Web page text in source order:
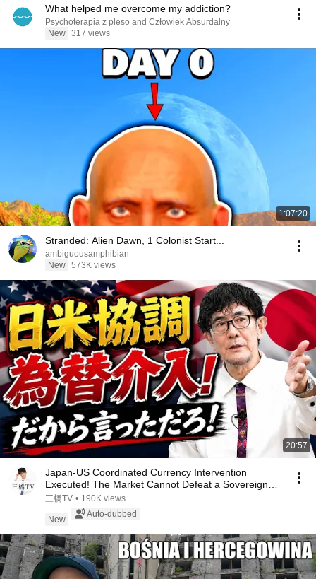
What helped me overcome my addiction?
Psychoterapia z pleso and Człowiek Absurdalny
New 317 views
1:07:20
Stranded: Alien Dawn, 1 Colonist Start...
ambiguousamphibian
New 573K views
20:57
Japan-US Coordinated Currency Intervention
Executed! The Market Cannot Defeat a Sovereign
Currenc...
三橋TV • 190K views
New
Auto-dubbed